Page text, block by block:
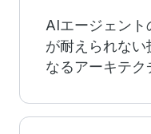
AIエージェント
が耐えられない
なるアーキテク